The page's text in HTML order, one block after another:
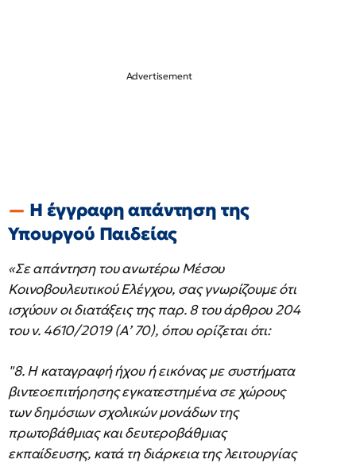
Η έγγραφη απάντηση της
Υπουργού Παιδείας
«Σε απάντηση του ανωτέρω Μέσου
Κοινοβουλευτικού Ελέγχου, σας γνωρίζουμε ότι
ισχύουν οι διατάξεις της παρ. 8 του άρθρου 204
του ν. 4610/2019 (Α’ 70), όπου ορίζεται ότι:
"8. Η καταγραφή ήχου ή εικόνας με συστήματα
βιντεοεπιτήρησης εγκατεστημένα σε χώρους
των δημόσιων σχολικών μονάδων της
πρωτοβάθμιας και δευτεροβάθμιας
εκπαίδευσης, κατά τη διάρκεια της λειτουργίας